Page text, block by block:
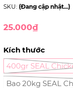
SKU: (Đang cập nhật...)
25.000₫
Kích thước
400gr SEAL
Bao 20kg SEAL